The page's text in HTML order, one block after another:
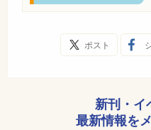
ポスト
新刊・イ
最新情報を